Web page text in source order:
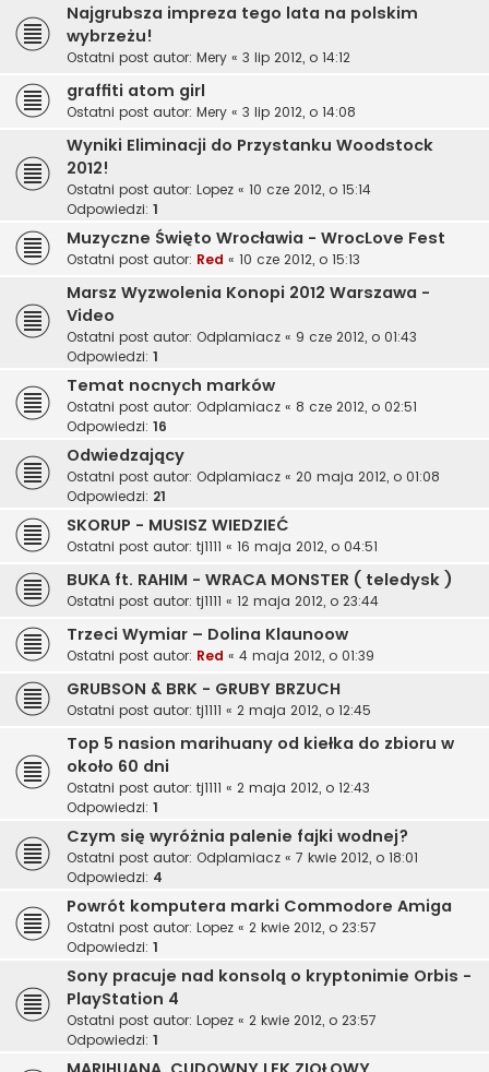
Najgrubsza impreza tego lata na polskim
wybrzeżu!
Ostatni post autor: Mery « 3 lip 2012, o 14:12
graffiti atom girl
Ostatni post autor: Mery « 3 lip 2012, o 14:08
Wyniki Eliminacji do Przystanku Woodstock
2012!
Ostatni post autor: Lopez « 10 cze 2012, o 15:14
Odpowiedzi: 1
Muzyczne Święto Wrocławia - WrocLove Fest
Ostatni post autor: Red « 10 cze 2012, o 15:13
Marsz Wyzwolenia Konopi 2012 Warszawa -
Video
Ostatni post autor: Odplamiacz « 9 cze 2012, o 01:43
Odpowiedzi: 1
Temat nocnych marków
Ostatni post autor: Odplamiacz « 8 cze 2012, o 02:51
Odpowiedzi: 16
Odwiedzający
Ostatni post autor: Odplamiacz « 20 maja 2012, o 01:08
Odpowiedzi: 21
SKORUP - MUSISZ WIEDZIEĆ
Ostatni post autor: tj1111 « 16 maja 2012, o 04:51
BUKA ft. RAHIM - WRACA MONSTER ( teledysk )
Ostatni post autor: tj1111 « 12 maja 2012, o 23:44
Trzeci Wymiar – Dolina Klaunoow
Ostatni post autor: Red « 4 maja 2012, o 01:39
GRUBSON & BRK - GRUBY BRZUCH
Ostatni post autor: tj1111 « 2 maja 2012, o 12:45
Top 5 nasion marihuany od kiełka do zbioru w
około 60 dni
Ostatni post autor: tj1111 « 2 maja 2012, o 12:43
Odpowiedzi: 1
Czym się wyróżnia palenie fajki wodnej?
Ostatni post autor: Odplamiacz « 7 kwie 2012, o 18:01
Odpowiedzi: 4
Powrót komputera marki Commodore Amiga
Ostatni post autor: Lopez « 2 kwie 2012, o 23:57
Odpowiedzi: 1
Sony pracuje nad konsolą o kryptonimie Orbis -
PlayStation 4
Ostatni post autor: Lopez « 2 kwie 2012, o 23:57
Odpowiedzi: 1